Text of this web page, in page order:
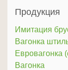
Продукция
Имитация
Вагонка
Евровагонка
Вагонка